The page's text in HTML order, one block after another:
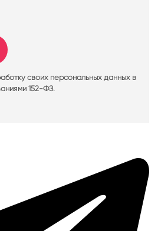
своих персональных данных в
152-ФЗ.